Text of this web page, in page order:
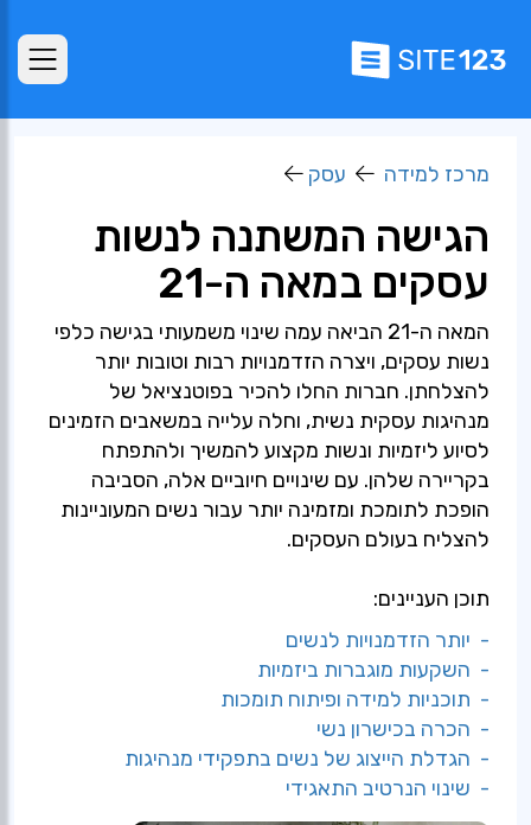
מרכז למידה עסק
הגישה המשתנה לנשות
עסקים במאה ה-21
המאה ה-21 הביאה עמה שינוי משמעותי בגישה כלפי
נשות עסקים, ויצרה הזדמנויות רבות וטובות יותר
להצלחתן. חברות החלו להכיר בפוטנציאל של
מנהיגות עסקית נשית, וחלה עלייה במשאבים הזמינים
לסיוע ליזמיות ונשות מקצוע להמשיך ולהתפתח
בקריירה שלהן. עם שינויים חיוביים אלה, הסביבה
הופכת לתומכת ומזמינה יותר עבור נשים המעוניינות
להצליח בעולם העסקים.
תוכן העניינים:
- יותר הזדמנויות לנשים
- השקעות מוגברות ביזמיות
- תוכניות למידה ופיתוח תומכות
- הכרה בכישרון נשי
- הגדלת הייצוג של נשים בתפקידי מנהיגות
- שינוי הנרטיב התאגידי